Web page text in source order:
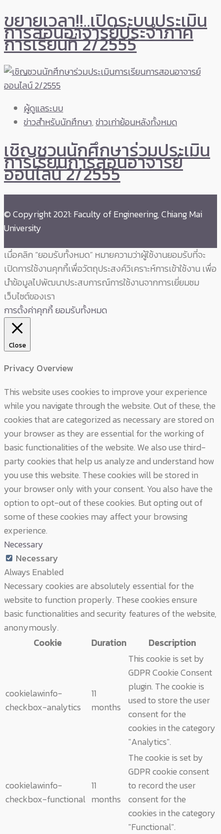
ขยายเวลา!!..เปิดระบบประเมิน
การสอนอาจารย์ประจำภาค
การเรียนที่ 2/2555
ผู้ดูแลระบบ
ข่าวสำหรับนักศึกษา,ข่าวเก่าย้อนหลังทั้งหมด
เชิญชวนนักศึกษาร่วมประเมิน
การเรียนการสอนอาจารย์
ออนไลน์ 2/2555
© Copyright 2021: Faculty of Engineering, Chiang Mai
University
เมื่อคลิก “ยอมรับทั้งหมด” หมายความว่าผู้ใช้งานยอมรับที่จะ
เปิดการใช้งานคุกกี้เพื่อวัตถุประสงค์วิเคราะห์การเข้าใช้งาน เพื่อ
นำข้อมูลไปพัฒนาประสบการณ์การใช้งานจากการเยี่ยมชม
เว็บไซต์ของเรา
การตั้งค่าคุกกี้ยอมรับทั้งหมด
Close
Privacy Overview
This website uses cookies to improve your experience
while you navigate through the website. Out of these, the
cookies that are categorized as necessary are stored on
your browser as they are essential for the working of
basic functionalities of the website. We also use third-
party cookies that help us analyze and understand how
you use this website. These cookies will be stored in
your browser only with your consent. You also have the
option to opt-out of these cookies. But opting out of
some of these cookies may affect your browsing
experience.
Necessary
Necessary
Always Enabled
Necessary cookies are absolutely essential for the
website to function properly. These cookies ensure
basic functionalities and security features of the website,
anonymously.
Cookie
Duration Description
cookielawinfo-
checkbox-analytics
11
months
This cookie is set by
GDPR Cookie Consent
plugin. The cookie is
used to store the user
consent for the
cookies in the category
"Analytics".
cookielawinfo-
checkbox-functional
11
months
The cookie is set by
GDPR cookie consent
to record the user
consent for the
cookies in the category
"Functional".